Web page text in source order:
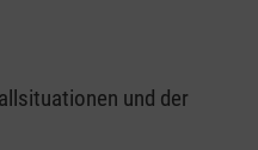
und der